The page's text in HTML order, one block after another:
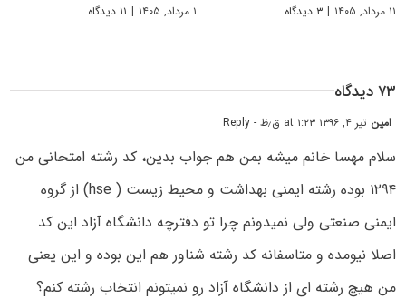
۱۱ مرداد, ۱۴۰۵ | ۳ دیدگاه ۱ مرداد, ۱۴۰۵ | ۱۱ دیدگاه
۷۳ دیدگاه
امین تیر ۴, ۱۳۹۶ at ۱:۲۳ ق٫ظ - Reply
سلام مهسا خانم میشه بمن هم جواب بدین، کد رشته امتحانی من
۱۲۹۴ بوده رشته ایمنی بهداشت و محیط زیست ( hse) از گروه
ایمنی صنعتی ولی نمیدونم چرا تو دفترچه دانشگاه آزاد این کد
اصلا نیومده و متاسفانه کد رشته شناور هم این بوده و این یعنی
من هیچ رشته ای از دانشگاه آزاد رو نمیتونم انتخاب رشته کنم؟